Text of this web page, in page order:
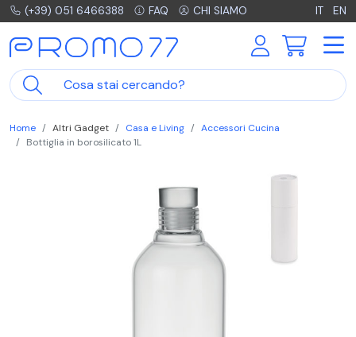
(+39) 051 6466388 FAQ CHI SIAMO IT EN
Home Altri Gadget Casa e Living
Accessori Cucina
Bottiglia in borosilicato 1L